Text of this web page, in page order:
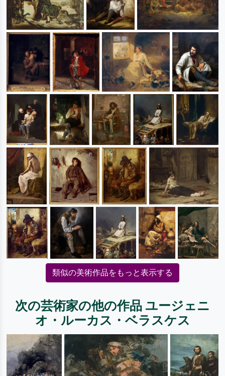
類似の美術作品をもっと表示する
次の芸術家の他の作品 ユージェニ
オ・ルーカス・ベラスケス